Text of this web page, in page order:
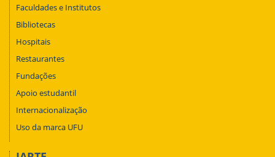
Faculdades e Institutos
Bibliotecas
Hospitais
Restaurantes
Fundações
Apoio estudantil
Internacionalização
Uso da marca UFU